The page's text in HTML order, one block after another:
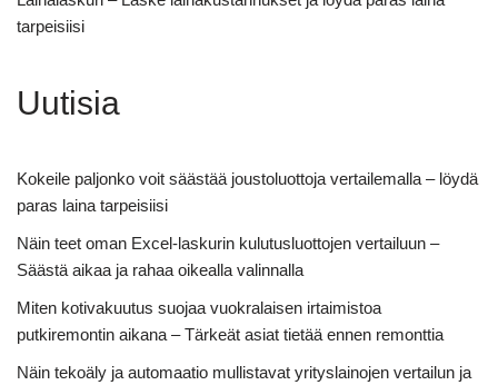
tarpeisiisi
Uutisia
Kokeile paljonko voit säästää joustoluottoja vertailemalla – löydä
paras laina tarpeisiisi
Näin teet oman Excel-laskurin kulutusluottojen vertailuun –
Säästä aikaa ja rahaa oikealla valinnalla
Miten kotivakuutus suojaa vuokralaisen irtaimistoa
putkiremontin aikana – Tärkeät asiat tietää ennen remonttia
Näin tekoäly ja automaatio mullistavat yrityslainojen vertailun ja